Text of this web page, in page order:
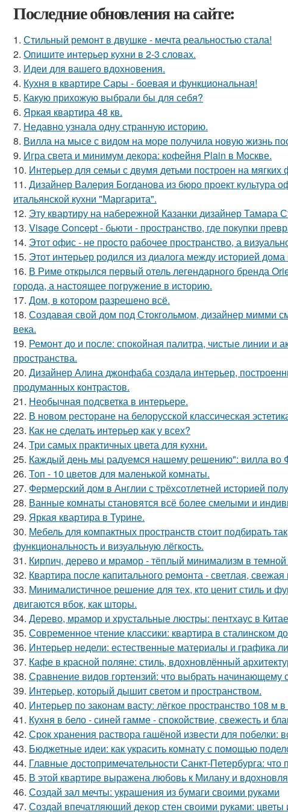
Последние обновления на сайте:
1. Стильный ремонт в двушке - мечта реальностью стала!
2. Опишите интерьер кухни в 2-3 словах.
3. Идеи для вашего вдохновения.
4. Кухня в квартире Сары - боевая и функциональная!
5. Какую прихожую выбрали бы для себя?
6. Яркая квартира 48 кв.
7. Недавно узнала одну странную историю.
8. Вилла на мысе с видом на море получила новую жизнь
9. Игра света и минимум декора: кофейня Plain в Москве.
10. Интерьер для семьи с двумя детьми построен на
11. Дизайнер Валерия Богданова из бюро проект культура
итальянской кухни "Маргарита".
12. Эту квартиру на набережной Казанки дизайнер Тамара
13. Visage Concept - бьюти - пространство, где покупки
14. Этот офис - не просто рабочее пространство, а
15. Этот интерьер родился из диалога между историей дома
16. В Риме открылся первый отель легендарного бренда
города, а настоящее погружение в историю.
17. Дом, в котором разрешено всё.
18. Создавая свой дом под Стокгольмом, дизайнер мимми
века.
19. Ремонт до и после: спокойная палитра, чистые линии и
пространства.
20. Дизайнер Алина джонфаба создала интерьер,
продуманных контрастов.
21. Необычная подсветка в интерьере.
22. В новом ресторане на белорусской классическая
23. Как не сделать интерьер как у всех?
24. Три самых практичных цвета для кухни.
25. Каждый день мы радуемся нашему решению": вилла во
26. Топ - 10 цветов для маленькой комнаты.
27. Фермерский дом в Англии с трёхсотлетней историей
28. Ванные комнаты становятся всё более смелыми и
29. Яркая квартира в Турине.
30. Мебель для компактных пространств стоит подбирать
функциональность и визуальную лёгкость.
31. Кирпич, дерево и мрамор - тёплый минимализм в
32. Квартира после капитального ремонта - светлая,
33. Минималистичное решение для тех, кто ценит стиль и
двигаются вбок, как шторы.
34. Дерево, мрамор и хрустальные люстры: пентхаус в
35. Современное чтение классики: квартира в сталинском
36. Интерьер недели: естественные материалы и графика
37. Кафе в красной поляне: стиль, вдохновлённый
38. Сравнение видов гортензий: что выбрать начинающему
39. Интерьер, который дышит светом и пространством.
40. Интерьер по законам васту: лёгкое пространство 108 м
41. Кухня в бело - синей гамме - спокойствие, свежесть и
42. Срок хранения раствора гашёной извести для побелки:
43. Бюджетные идеи: как украсить комнату с помощью
44. Главные достопримечательности Санкт-Петербурга:
45. В этой квартире выражена любовь к Милану и
46. Создай зал мечты: украшения из бумаги своими руками
47. Создай впечатляющий декор стен своими руками: